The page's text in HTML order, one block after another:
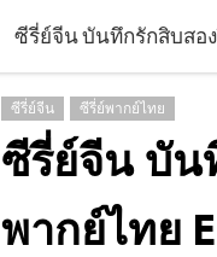
ซีรี่ย์จีน บันทึกรักสิบสอง
ซีรี่ย์จีน ซีรี่ย์พากย์ไทย
ซีรี่ย์จีน บัน
พากย์ไทย